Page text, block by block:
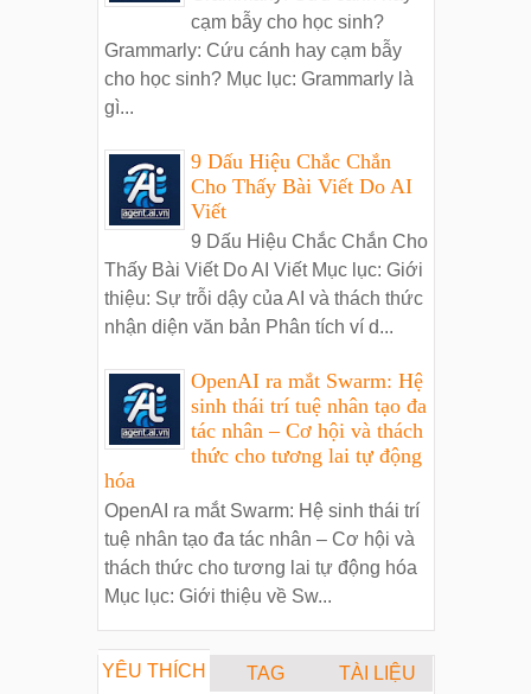
cạm bẫy cho học sinh?
Grammarly: Cứu cánh hay cạm bẫy
cho học sinh? Mục lục: Grammarly là
gì...
9 Dấu Hiệu Chắc Chắn
Cho Thấy Bài Viết Do AI
Viết
9 Dấu Hiệu Chắc Chắn Cho
Thấy Bài Viết Do AI Viết Mục lục: Giới
thiệu: Sự trỗi dậy của AI và thách thức
nhận diện văn bản Phân tích ví d...
OpenAI ra mắt Swarm: Hệ
sinh thái trí tuệ nhân tạo đa
tác nhân – Cơ hội và thách
thức cho tương lai tự động
hóa
OpenAI ra mắt Swarm: Hệ sinh thái trí
tuệ nhân tạo đa tác nhân – Cơ hội và
thách thức cho tương lai tự động hóa
Mục lục: Giới thiệu về Sw...
YÊU THÍCH TAG TÀI LIỆU